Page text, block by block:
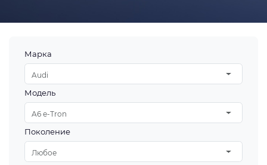
Марка
Audi
Модель
A6 e-Tron
Поколение
Любое